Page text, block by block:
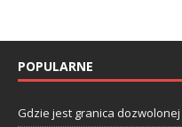
POPULARNE
Gdzie jest granica